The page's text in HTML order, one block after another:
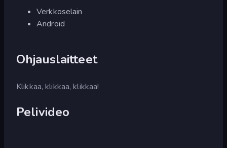
Verkkoselain
Android
Ohjauslaitteet
Klikkaa, klikkaa, klikkaa!
Pelivideo